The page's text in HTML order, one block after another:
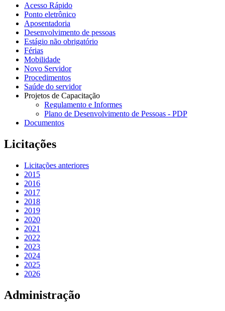
Acesso Rápido
Ponto eletrônico
Aposentadoria
Desenvolvimento de pessoas
Estágio não obrigatório
Férias
Mobilidade
Novo Servidor
Procedimentos
Saúde do servidor
Projetos de Capacitação
Regulamento e Informes
Plano de Desenvolvimento de Pessoas - PDP
Documentos
Licitações
Licitações anteriores
2015
2016
2017
2018
2019
2020
2021
2022
2023
2024
2025
2026
Administração